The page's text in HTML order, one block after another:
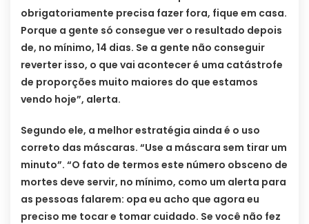
obrigatoriamente precisa fazer fora, fique em casa.
Porque a gente só consegue ver o resultado depois
de, no mínimo, 14 dias. Se a gente não conseguir
reverter isso, o que vai acontecer é uma catástrofe
de proporções muito maiores do que estamos
vendo hoje”, alerta.
Segundo ele, a melhor estratégia ainda é o uso
correto das máscaras. “Use a máscara sem tirar um
minuto”. “O fato de termos este número obsceno de
mortes deve servir, no mínimo, como um alerta para
as pessoas falarem: opa eu acho que agora eu
preciso me tocar e tomar cuidado. Se você não fez